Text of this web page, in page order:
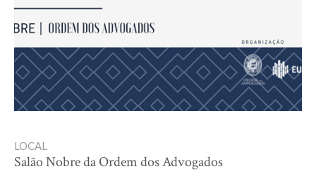
LOCAL
Salão Nobre da Ordem dos Advogados